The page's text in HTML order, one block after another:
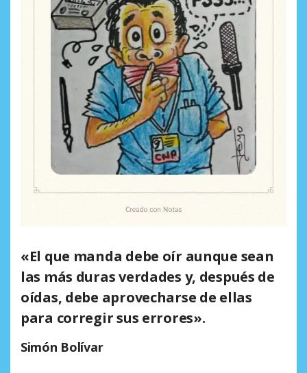
«El que manda debe oír aunque sean
las más duras verdades y, después de
oídas, debe aprovecharse de ellas
para corregir sus errores».
Simón Bolívar